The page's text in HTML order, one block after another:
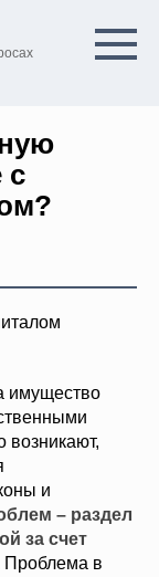
с
имущество
возникают,
и
– раздел
за счет
Проблема в